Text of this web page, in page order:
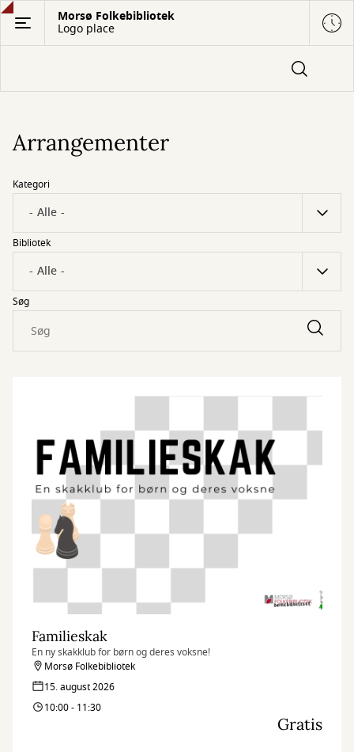
Gå
hovedindhold
Morsø Folkebibliotek
Logo place
Arrangementer
Kategori
Bibliotek
Søg
Familieskak
En ny skakklub for børn og deres voksne!
Morsø Folkebibliotek
15. august 2026
10:00 - 11:30
Gratis